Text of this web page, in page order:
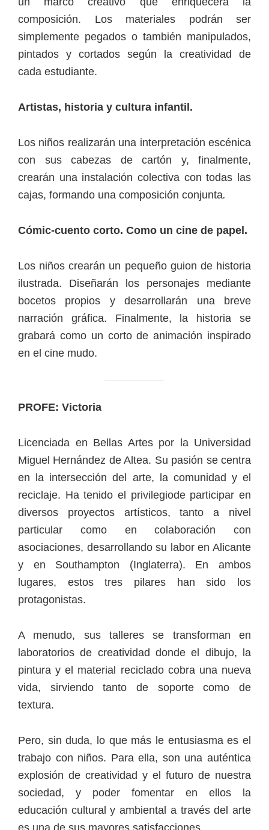
composición. Los materiales podrán ser
simplemente pegados o también manipulados,
pintados y cortados según la creatividad de
cada estudiante.
Artistas, historia y cultura infantil.
Los niños realizarán una interpretación escénica
con sus cabezas de cartón y, finalmente,
crearán una instalación colectiva con todas las
cajas, formando una composición conjunta.
Cómic-cuento corto. Como un cine de papel.
Los niños crearán un pequeño guion de historia
ilustrada. Diseñarán los personajes mediante
bocetos propios y desarrollarán una breve
narración gráfica. Finalmente, la historia se
grabará como un corto de animación inspirado
en el cine mudo.
PROFE: Victoria
Licenciada en Bellas Artes por la Universidad
Miguel Hernández de Altea. Su pasión se centra
en la intersección del arte, la comunidad y el
reciclaje. Ha tenido el privilegiode participar en
diversos proyectos artísticos, tanto a nivel
particular como en colaboración con
asociaciones, desarrollando su labor en Alicante
y en Southampton (Inglaterra). En ambos
lugares, estos tres pilares han sido los
protagonistas.
A menudo, sus talleres se transforman en
laboratorios de creatividad donde el dibujo, la
pintura y el material reciclado cobra una nueva
vida, sirviendo tanto de soporte como de
textura.
Pero, sin duda, lo que más le entusiasma es el
trabajo con niños. Para ella, son una auténtica
explosión de creatividad y el futuro de nuestra
sociedad, y poder fomentar en ellos la
educación cultural y ambiental a través del arte
es una de sus mayores satisfacciones.